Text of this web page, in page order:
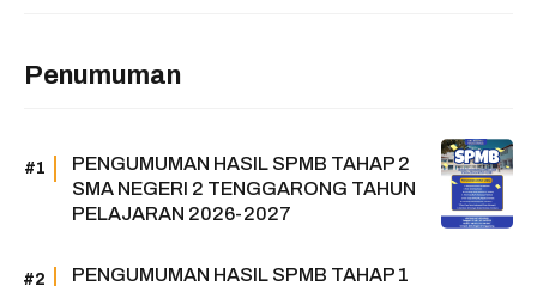
Penumuman
PENGUMUMAN HASIL SPMB TAHAP 2
SMA NEGERI 2 TENGGARONG TAHUN
PELAJARAN 2026-2027
PENGUMUMAN HASIL SPMB TAHAP 1